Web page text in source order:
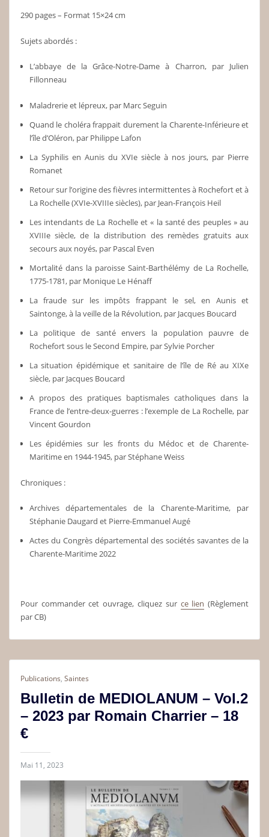
290 pages – Format 15×24 cm
Sujets abordés :
L’abbaye de la Grâce-Notre-Dame à Charron, par Julien
Fillonneau
Maladrerie et lépreux, par Marc Seguin
Quand le choléra frappait durement la Charente-Inférieure et
l’île d’Oléron, par Philippe Lafon
La Syphilis en Aunis du XVIe siècle à nos jours, par Pierre
Romanet
Retour sur l’origine des fièvres intermittentes à Rochefort et à
La Rochelle (XVIe-XVIIIe siècles), par Jean-François Heil
Les intendants de La Rochelle et « la santé des peuples » au
XVIIIe siècle, de la distribution des remèdes gratuits aux
secours aux noyés, par Pascal Even
Mortalité dans la paroisse Saint-Barthélémy de La Rochelle,
1775-1781, par Monique Le Hénaff
La fraude sur les impôts frappant le sel, en Aunis et
Saintonge, à la veille de la Révolution, par Jacques Boucard
La politique de santé envers la population pauvre de
Rochefort sous le Second Empire, par Sylvie Porcher
La situation épidémique et sanitaire de l’île de Ré au XIXe
siècle, par Jacques Boucard
A propos des pratiques baptismales catholiques dans la
France de l’entre-deux-guerres : l’exemple de La Rochelle, par
Vincent Gourdon
Les épidémies sur les fronts du Médoc et de Charente-
Maritime en 1944-1945, par Stéphane Weiss
Chroniques :
Archives départementales de la Charente-Maritime, par
Stéphanie Daugard et Pierre-Emmanuel Augé
Actes du Congrès départemental des sociétés savantes de la
Charente-Maritime 2022
Pour commander cet ouvrage, cliquez sur ce lien (Règlement
par CB)
Publications, Saintes
Bulletin de MEDIOLANUM – Vol.2
– 2023 par Romain Charrier – 18
€
Mai 11, 2023